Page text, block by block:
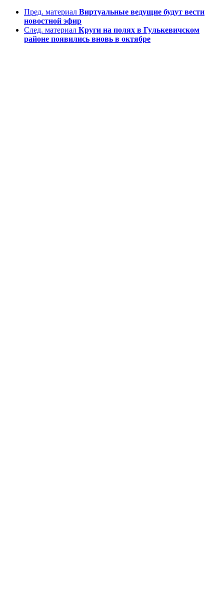
Пред. материал Виртуальные ведущие будут вести
новостной эфир
След. материал Круги на полях в Гулькевичском
районе появились вновь в октябре